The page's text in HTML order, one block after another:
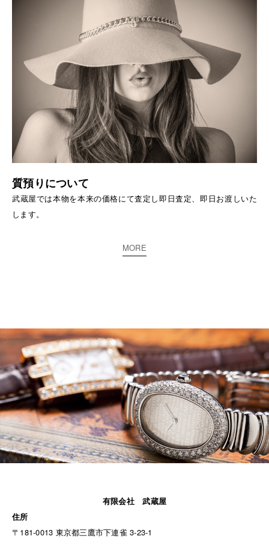
質預りについて
武蔵屋では本物を本来の価格にて査定し即日査定、即日お渡しいた
します。
MORE
有限会社 武蔵屋
住所
〒181-0013 東京都三鷹市下連雀 3-23-1